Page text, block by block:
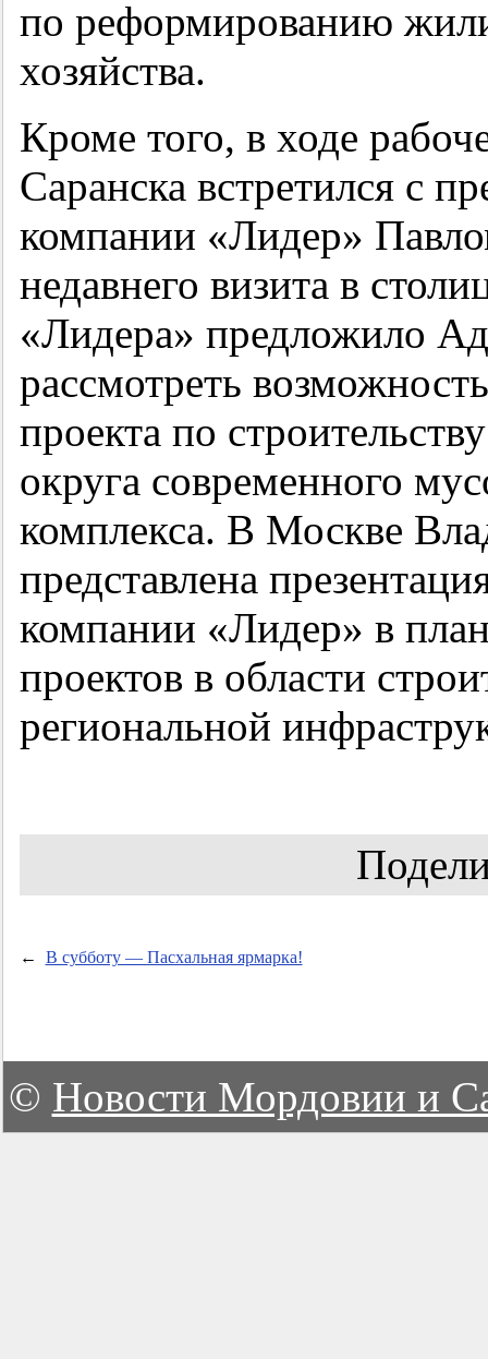
по реформированию
хозяйства.
Кроме того, в ходе
Саранска встретился с
компании «Лидер»
недавнего визита в
«Лидера» предложило
рассмотреть
проекта по
округа современного
комплекса. В Москве
представлена
компании «Лидер» в
проектов в области
региональной
← В субботу — Пасхальная ярмарка!
© Новости Мордовии и